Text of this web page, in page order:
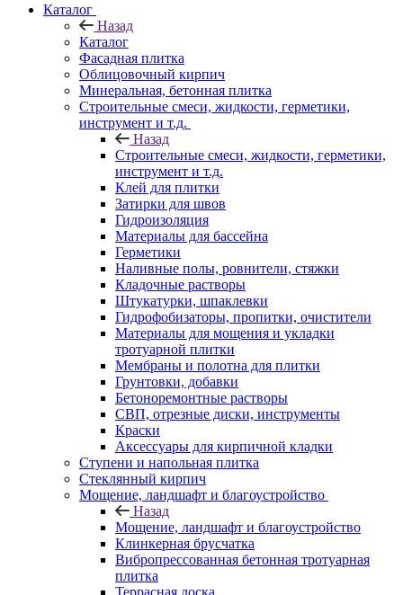
Каталог
Назад
Каталог
Фасадная плитка
Облицовочный кирпич
Минеральная, бетонная плитка
Строительные смеси, жидкости, герметики,
инструмент и т.д.
Назад
Строительные смеси, жидкости, герметики,
инструмент и т.д.
Клей для плитки
Затирки для швов
Гидроизоляция
Материалы для бассейна
Герметики
Наливные полы, ровнители, стяжки
Кладочные растворы
Штукатурки, шпаклевки
Гидрофобизаторы, пропитки, очистители
Материалы для мощения и укладки
тротуарной плитки
Мембраны и полотна для плитки
Грунтовки, добавки
Бетоноремонтные растворы
СВП, отрезные диски, инструменты
Краски
Аксессуары для кирпичной кладки
Ступени и напольная плитка
Cтеклянный кирпич
Мощение, ландшафт и благоустройство
Назад
Мощение, ландшафт и благоустройство
Клинкерная брусчатка
Вибропрессованная бетонная тротуарная
плитка
Террасная доска